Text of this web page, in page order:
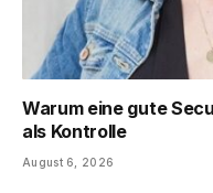
Warum eine gute
als Kontrolle
August 6, 2026